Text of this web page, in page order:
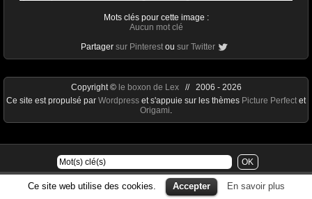
Mots clés pour cette image :
Aucun mot clé
Partager sur Pinterest ou sur Twitter
Ce site web utilise des cookies. Accepter En savoir plus
Copyright © le boxon de Lex// 2006 - 2026
Ce site est propulsé par Wordpress et s'appuie sur les thèmes Picture Perfect et
Origami.